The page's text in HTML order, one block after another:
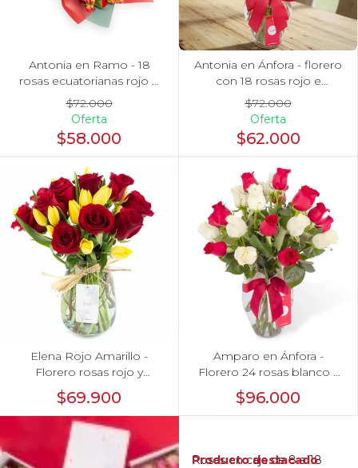
Antonia en Ramo - 18
rosas ecuatorianas rojo e
hypericum
$72.000
Oferta
$58.000
Antonia en Ánfora - florero
con 18 rosas rojo e
hypericum
$72.000
Oferta
$62.000
Elena Rojo Amarillo -
Florero rosas rojo y
tulipanes amarillo
$69.900
Amparo en Ánfora -
Florero 24 rosas blanco y
$96.000
Producto destacado
Rosas en caja de 8 a 18